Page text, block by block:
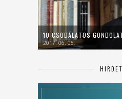
10 CSODÁLATOS
2017. 06. 05.